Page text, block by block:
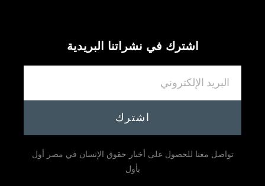
اشترك في نشراتنا البريدية
اشترك
تواصل معنا للحصول على أخبار حقوق الإنسان في مصر أول
بأول